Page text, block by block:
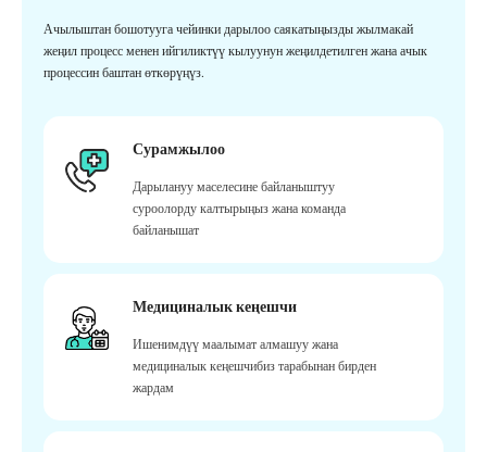
Ачылыштан бошотууга чейинки дарылоо саякатыңызды жылмакай
жеңил процесс менен ийгиликтүү кылуунун жеңилдетилген жана ачык
процессин баштан өткөрүңүз.
Сурамжылоо
Дарылануу маселесине байланыштуу
суроолорду калтырыңыз жана команда
байланышат
Медициналык кеңешчи
Ишенимдүү маалымат алмашуу жана
медициналык кеңешчибиз тарабынан бирден
жардам